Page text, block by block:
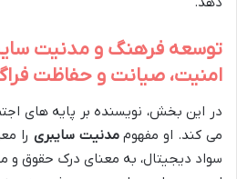
توسعه فرهنگ و مدنیت
امنیت، صیانت و حفاظت
در این بخش، نویسنده بر پایه های
می کند. او مفهوممدنیت سایبری را
سواد دیجیتال، به معنای درک حقوق